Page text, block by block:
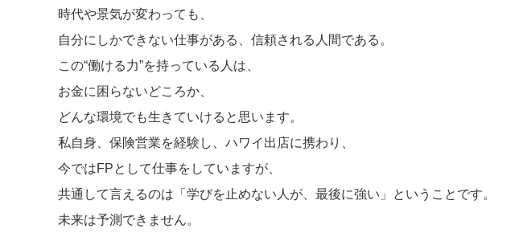
時代や景気が変わっても、
自分にしかできない仕事がある、信頼される人間である。
この“働ける力”を持っている人は、
お金に困らないどころか、
どんな環境でも生きていけると思います。
私自身、保険営業を経験し、ハワイ出店に携わり、
今ではFPとして仕事をしていますが、
共通して言えるのは「学びを止めない人が、最後に強い」ということです。
未来は予測できません。